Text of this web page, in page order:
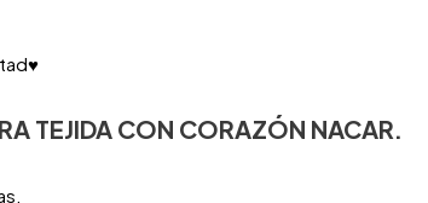
TEJIDA CON CORAZÓN NACAR.